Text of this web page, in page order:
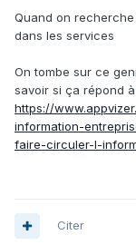
Quand on
dans les services
On tombe sur ce
savoir si ça répond
https://
information-
faire-circuler-l-
Citer